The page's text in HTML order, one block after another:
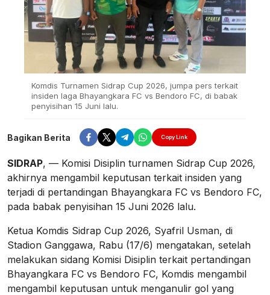
Komdis Turnamen Sidrap Cup 2026, jumpa pers terkait
insiden laga Bhayangkara FC vs Bendoro FC, di babak
penyisihan 15 Juni lalu.
Bagikan Berita Copy Link
SIDRAP, — Komisi Disiplin turnamen Sidrap Cup 2026,
akhirnya mengambil keputusan terkait insiden yang
terjadi di pertandingan Bhayangkara FC vs Bendoro FC,
pada babak penyisihan 15 Juni 2026 lalu.
Ketua Komdis Sidrap Cup 2026, Syafril Usman, di
Stadion Ganggawa, Rabu (17/6) mengatakan, setelah
melakukan sidang Komisi Disiplin terkait pertandingan
Bhayangkara FC vs Bendoro FC, Komdis mengambil
mengambil keputusan untuk menganulir gol yang